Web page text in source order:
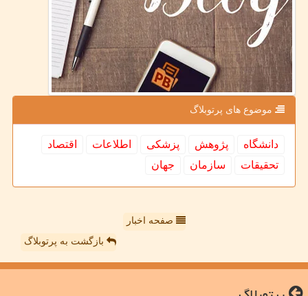
موضوع های پرتوبلاگ
دانشگاه پژوهش پزشكی اطلاعات
اقتصاد
تحقیقات
سازمان جهان
صفحه اخبار
بازگشت به پرتوبلاگ